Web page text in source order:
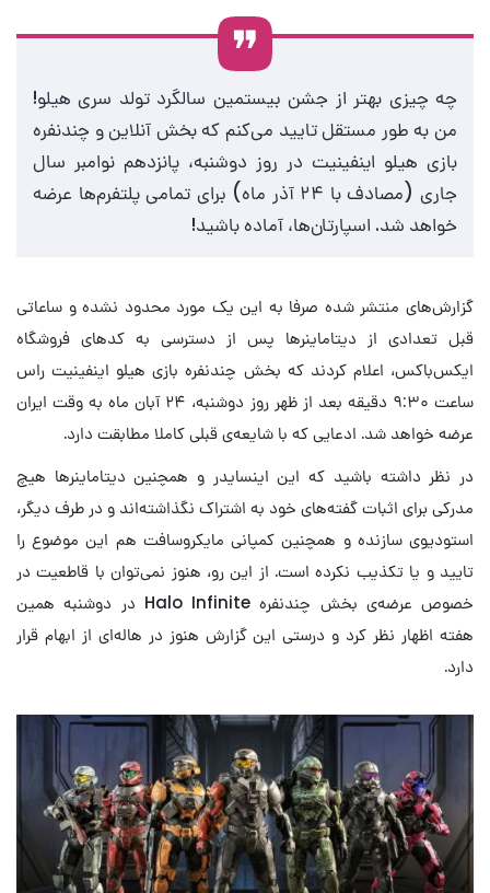
چه چیزی بهتر از جشن بیستمین سالگرد تولد سری هیلو!
من به طور مستقل تایید می‌کنم که بخش آنلاین و چندنفره
بازی هیلو اینفینیت در روز دوشنبه، پانزدهم نوامبر سال
جاری (مصادف با ۲۴ آذر ماه) برای تمامی پلتفرم‌ها عرضه
خواهد شد. اسپارتان‌ها، آماده باشید!
گزارش‌های منتشر شده صرفا به این یک مورد محدود نشده و ساعاتی
قبل تعدادی از دیتاماینرها پس از دسترسی به کدهای فروشگاه
ایکس‌باکس، اعلام کردند که بخش چندنفره بازی هیلو اینفینیت راس
ساعت ۹:۳۰ دقیقه بعد از ظهر روز دوشنبه، ۲۴ آبان ماه به وقت ایران
عرضه خواهد شد. ادعایی که با شایعه‌ی قبلی کاملا مطابقت دارد.
در نظر داشته باشید که این اینسایدر و همچنین دیتاماینرها هیچ
مدرکی برای اثبات گفته‌های خود به اشتراک نگذاشته‌اند و در طرف دیگر،
استودیوی سازنده و همچنین کمپانی مایکروسافت هم این موضوع را
تایید و یا تکذیب نکرده است. از این رو، هنوز نمی‌توان با قاطعیت در
خصوص عرضه‌ی بخش چندنفره Halo Infinite در دوشنبه همین
هفته اظهار نظر کرد و درستی این گزارش هنوز در هاله‌ای از ابهام قرار
دارد.